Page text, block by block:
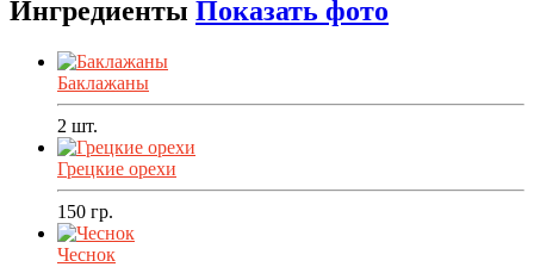
Ингредиенты Показать фото
Баклажаны
2 шт.
Грецкие орехи
150 гр.
Чеснок